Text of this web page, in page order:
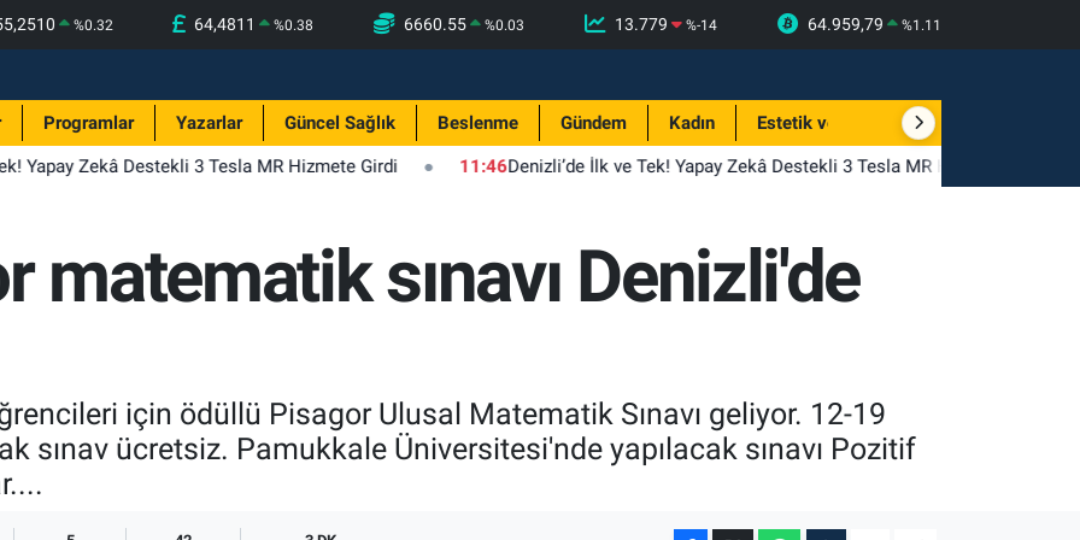
%0.32 64,4811 %0.38 6660.55 %0.03 13.779 %-14 64.959,79 %1.11
Programlar Yazarlar Güncel Sağlık Beslenme Gündem Kadın Estetik ve Güzellik
Yapay Zekâ Destekli 3 Tesla MR Hizmete Girdi 11:46Denizli’de İlk ve Tek! Yapay Zekâ Destekli 3 Tesla MR Hizmete Girdi
matematik sınavı Denizli'de
için ödüllü Pisagor Ulusal Matematik Sınavı geliyor. 12-19
sınav ücretsiz. Pamukkale Üniversitesi'nde yapılacak sınavı Pozitif